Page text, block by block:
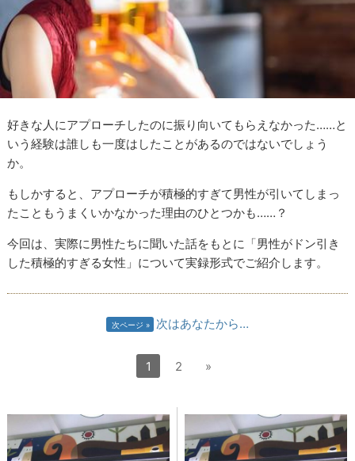
好きな人にアプローチしたのに振り向いてもらえなかった……と
いう経験は誰しも一度はしたことがあるのではないでしょう
か。
もしかすると、アプローチが積極的すぎて男性が引いてしまっ
たこともうまくいかなかった理由のひとつかも……？
今回は、実際に男性たちに聞いた話をもとに「男性がドン引き
した積極的すぎる女性」について実録形式でご紹介します。
次ページ 次はあなたから…
1 2 »